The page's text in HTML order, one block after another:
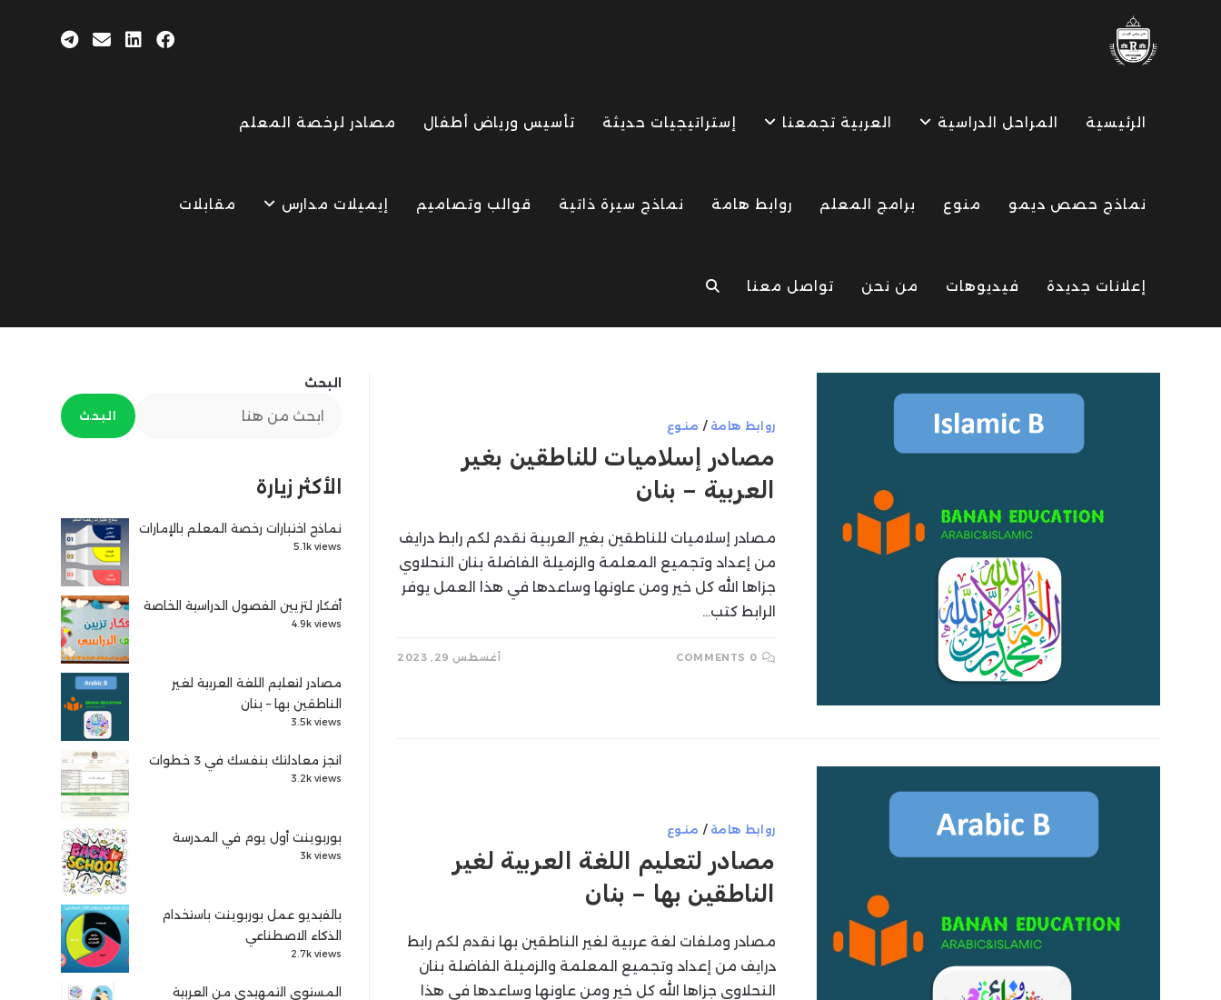
الرئيسية المراحل الدراسية العربية تجمعنا إستراتيجيات حديثة تأسيس ورياض أطفال مصادر لرخصة المعلم
نماذج حصص ديمو منوع برامج المعلم روابط هامة نماذج سيرة ذاتية قوالب وتصاميم إيميلات مدارس مقابلات
إعلانات جديدة فيديوهات من نحن تواصل معنا TOGGLE
SEARCH
روابط هامة / منوع
مصادر إسلاميات للناطقين بغير
العربية – بنان
مصادر إسلاميات للناطقين بغير العربية نقدم لكم رابط درايف
من إعداد وتجميع المعلمة والزميلة الفاضلة بنان النحلاوي
جزاها الله كل خير ومن عاونها وساعدها في هذا العمل يوفر
الرابط كتب…
0 COMMENTS أغسطس 29, 2023
روابط هامة / منوع
مصادر لتعليم اللغة العربية لغير
الناطقين بها – بنان
مصادر وملفات لغة عربية لغير الناطقين بها نقدم لكم رابط
درايف من إعداد وتجميع المعلمة والزميلة الفاضلة بنان
النحلاوي جزاها الله كل خير ومن عاونها وساعدها في هذا
البحث
البحث
الأكثر زيارة
نماذج اختبارات رخصة المعلم بالإمارات
5.1k views
أفكار لتزيين الفصول الدراسية الخاصة
4.9k views
مصادر لتعليم اللغة العربية لغير
الناطقين بها – بنان
3.5k views
انجز معادلتك بنفسك في 3 خطوات
3.2k views
بوربوينت أول يوم في المدرسة
3k views
بالفيديو عمل بوربوينت باستخدام
الذكاء الاصطناعي
2.7k views
المستوى التمهيدي من العربية